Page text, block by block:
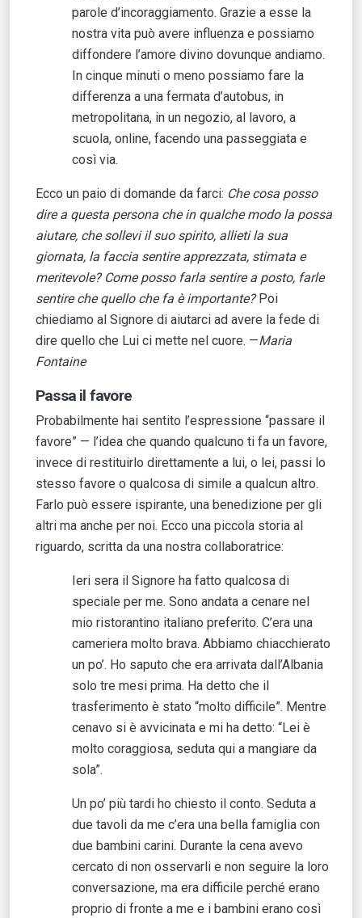
parole d’incoraggiamento. Grazie a esse la
nostra vita può avere influenza e possiamo
diffondere l’amore divino dovunque andiamo.
In cinque minuti o meno possiamo fare la
differenza a una fermata d’autobus, in
metropolitana, in un negozio, al lavoro, a
scuola, online, facendo una passeggiata e
così via.
Ecco un paio di domande da farci: Che cosa posso
dire a questa persona che in qualche modo la possa
aiutare, che sollevi il suo spirito, allieti la sua
giornata, la faccia sentire apprezzata, stimata e
meritevole? Come posso farla sentire a posto, farle
sentire che quello che fa è importante?Poi
chiediamo al Signore di aiutarci ad avere la fede di
dire quello che Lui ci mette nel cuore. —Maria
Fontaine
Passa il favore
Probabilmente hai sentito l’espressione “passare il
favore” — l’idea che quando qualcuno ti fa un favore,
invece di restituirlo direttamente a lui, o lei, passi lo
stesso favore o qualcosa di simile a qualcun altro.
Farlo può essere ispirante, una benedizione per gli
altri ma anche per noi. Ecco una piccola storia al
riguardo, scritta da una nostra collaboratrice:
Ieri sera il Signore ha fatto qualcosa di
speciale per me. Sono andata a cenare nel
mio ristorantino italiano preferito. C’era una
cameriera molto brava. Abbiamo chiacchierato
un po’. Ho saputo che era arrivata dall’Albania
solo tre mesi prima. Ha detto che il
trasferimento è stato “molto difficile”. Mentre
cenavo si è avvicinata e mi ha detto: “Lei è
molto coraggiosa, seduta qui a mangiare da
sola”.
Un po’ più tardi ho chiesto il conto. Seduta a
due tavoli da me c’era una bella famiglia con
due bambini carini. Durante la cena avevo
cercato di non osservarli e non seguire la loro
conversazione, ma era difficile perché erano
proprio di fronte a me e i bambini erano così